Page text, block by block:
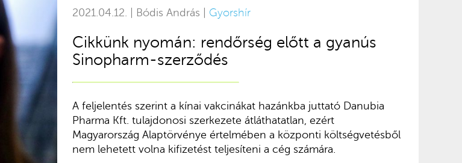
2021.04.12. | Bódis András | Gyorshír
Cikkünk nyomán: rendőrség előtt a gyanús
Sinopharm-szerződés
A feljelentés szerint a kínai vakcinákat hazánkba juttató Danubia
Pharma Kft. tulajdonosi szerkezete átláthatatlan, ezért
Magyarország Alaptörvénye értelmében a központi költségvetésből
nem lehetett volna kifizetést teljesíteni a cég számára.